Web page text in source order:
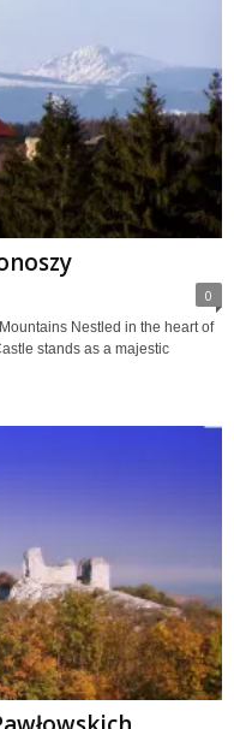
0
Nestled in the heart of
stands as a majestic